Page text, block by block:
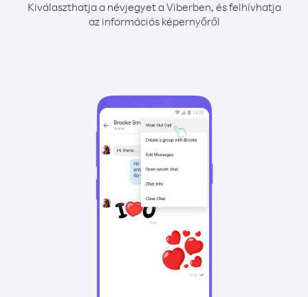
Kiválaszthatja a névjegyet a Viberben, és felhívhatja
az információs képernyőről